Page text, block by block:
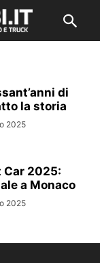
di
la storia
2025
Car 2025:
a Monaco
2025